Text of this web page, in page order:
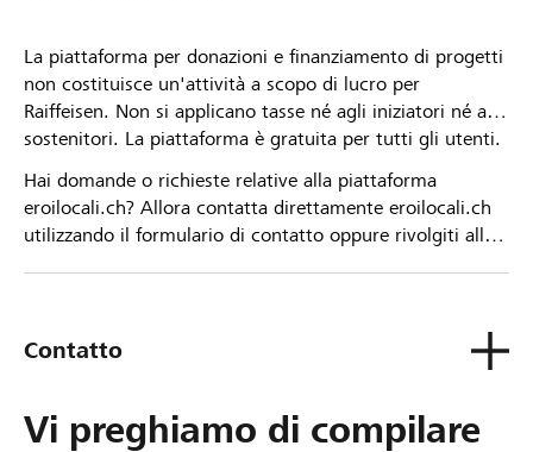
La piattaforma per donazioni e finanziamento di progetti
non costituisce un'attività a scopo di lucro per
Raiffeisen. Non si applicano tasse né agli iniziatori né ai
sostenitori. La piattaforma è gratuita per tutti gli utenti.
Hai domande o richieste relative alla piattaforma
eroilocali.ch? Allora contatta direttamente eroilocali.ch
utilizzando il formulario di contatto oppure rivolgiti alla
Contatto
Vi preghiamo di compilare